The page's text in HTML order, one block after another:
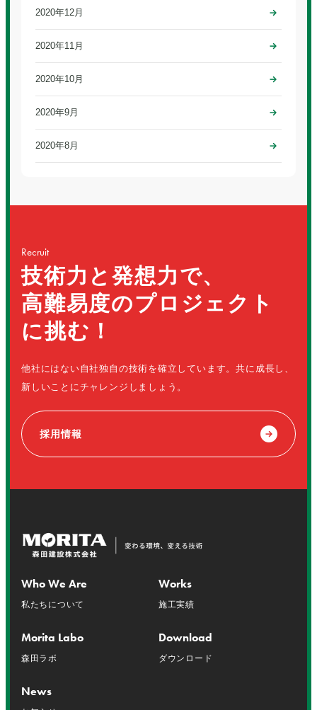
2020年12月
2020年11月
2020年10月
2020年9月
2020年8月
Recruit
技術力と発想力で、
高難易度のプロジェクト
に挑む！
他社にはない自社独自の技術を確立しています。共に成長し、
新しいことにチャレンジしましょう。
採用情報
Who We Are
私たちについて
Works
施工実績
Morita Labo
森田ラボ
News
Download
ダウンロード